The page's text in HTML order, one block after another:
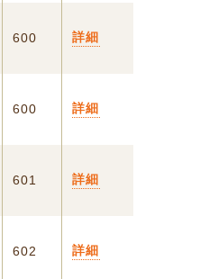
600 詳細
600 詳細
601 詳細
602 詳細